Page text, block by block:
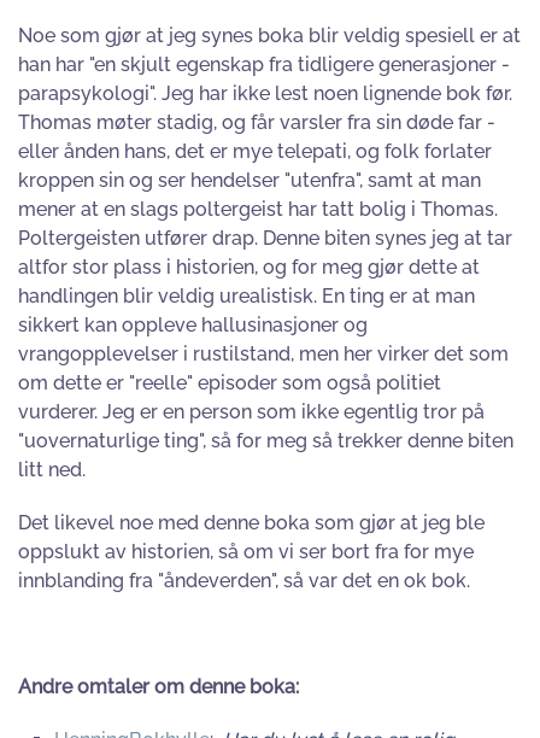
Noe som gjør at jeg synes boka blir veldig spesiell er at
han har "en skjult egenskap fra tidligere generasjoner -
parapsykologi". Jeg har ikke lest noen lignende bok før.
Thomas møter stadig, og får varsler fra sin døde far -
eller ånden hans, det er mye telepati, og folk forlater
kroppen sin og ser hendelser "utenfra", samt at man
mener at en slags poltergeist har tatt bolig i Thomas.
Poltergeisten utfører drap. Denne biten synes jeg at tar
altfor stor plass i historien, og for meg gjør dette at
handlingen blir veldig urealistisk. En ting er at man
sikkert kan oppleve hallusinasjoner og
vrangopplevelser i rustilstand, men her virker det som
om dette er "reelle" episoder som også politiet
vurderer. Jeg er en person som ikke egentlig tror på
"uovernaturlige ting", så for meg så trekker denne biten
litt ned.
Det likevel noe med denne boka som gjør at jeg ble
oppslukt av historien, så om vi ser bort fra for mye
innblanding fra "åndeverden", så var det en ok bok.
Andre omtaler om denne boka: